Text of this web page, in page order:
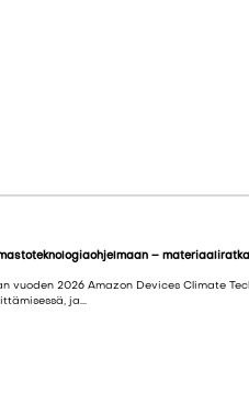
–
vuoden 2026 Amazon Devices Climate
ja...